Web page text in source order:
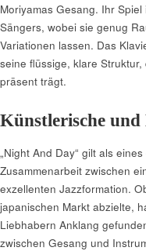
Moriyamas Gesang. Ihr
Sängers, wobei sie genug
Variationen lassen. Das
seine flüssige, klare
präsent trägt.
Künstlerische
„Night And Day“ gilt als
Zusammenarbeit zwischen
exzellenten Jazzformation.
japanischen Markt abzielte,
Liebhabern Anklang
zwischen Gesang und